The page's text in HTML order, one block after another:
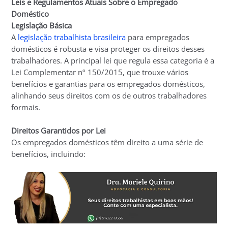
Leis e Regulamentos Atuais Sobre o Empregado
Doméstico
Legislação Básica
A legislação trabalhista brasileira para empregados
domésticos é robusta e visa proteger os direitos desses
trabalhadores. A principal lei que regula essa categoria é a
Lei Complementar nº 150/2015, que trouxe vários
benefícios e garantias para os empregados domésticos,
alinhando seus direitos com os de outros trabalhadores
formais.
Direitos Garantidos por Lei
Os empregados domésticos têm direito a uma série de
benefícios, incluindo: